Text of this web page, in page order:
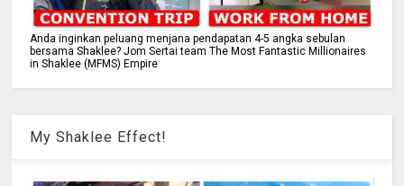
Anda inginkan peluang menjana pendapatan 4-5 angka sebulan
bersama Shaklee? Jom Sertai team The Most Fantastic Millionaires
in Shaklee (MFMS) Empire
My Shaklee Effect!